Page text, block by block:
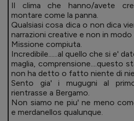
Il clima che hanno/avete
montare come la panna.
Qualsiasi cosa dica o non dica
narrazioni creative e non in
Missione compiuta.
Incredibile......al quello che si e'
maglia, comprensione....questo
non ha detto o fatto niente di
Sento gia' i mugugni al
rientrasse a Bergamo.
Non siamo ne piu' ne meno
e merdanellos qualunque.